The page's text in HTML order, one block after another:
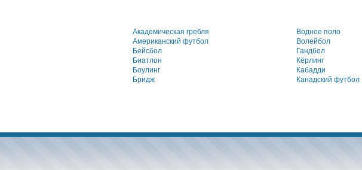
Академическая гребля
Американский футбол
Бейсбол
Биатлон
Боулинг
Бридж
Водное поло
Волейбол
Гандбол
Кёрлинг
Кабадди
Канадский футбол